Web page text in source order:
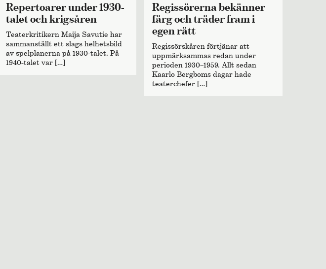
Repertoarer under 1930-
talet och krigsåren
Teaterkritikern Maija Savutie har
sammanställt ett slags helhetsbild
av spelplanerna på 1930-talet. På
1940-talet var […]
Regissörerna bekänner
färg och träder fram i
egen rätt
Regissörskåren förtjänar att
uppmärksammas redan under
perioden 1930–1959. Allt sedan
Kaarlo Bergboms dagar hade
teaterchefer […]